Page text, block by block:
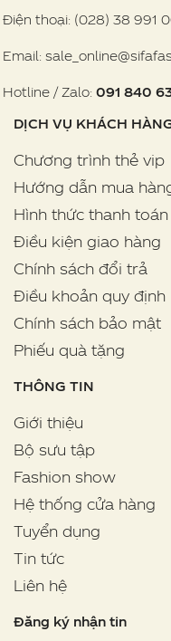
Điện thoại: (028) 38 991
Email:
Hotline / Zalo: 091 840
DỊCH VỤ KHÁCH
Chương trình thẻ vip
Hướng dẫn mua
Hình thức thanh toán
Điều kiện giao hàng
Chính sách đổi trả
Điều khoản quy định
Chính sách bảo mật
Phiếu quà tặng
THÔNG TIN
Giới thiệu
Bộ sưu tập
Fashion show
Hệ thống cửa hàng
Tuyển dụng
Tin tức
Liên hệ
Đăng ký nhận tin